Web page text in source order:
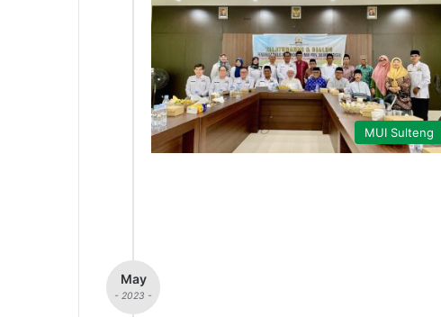
MUI Sulteng
May
- 2023 -